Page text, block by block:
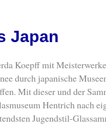
Japan
Koepff mit
durch japanische
Mit dieser und der
Hentrich nach
Jugendstil-